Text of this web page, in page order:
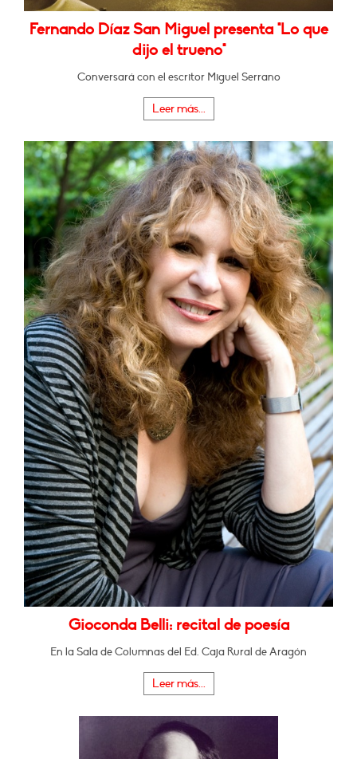
Fernando Díaz San Miguel presenta "Lo que
dijo el trueno"
Conversará con el escritor Miguel Serrano
Leer más...
Gioconda Belli: recital de poesía
En la Sala de Columnas del Ed. Caja Rural de Aragón
Leer más...